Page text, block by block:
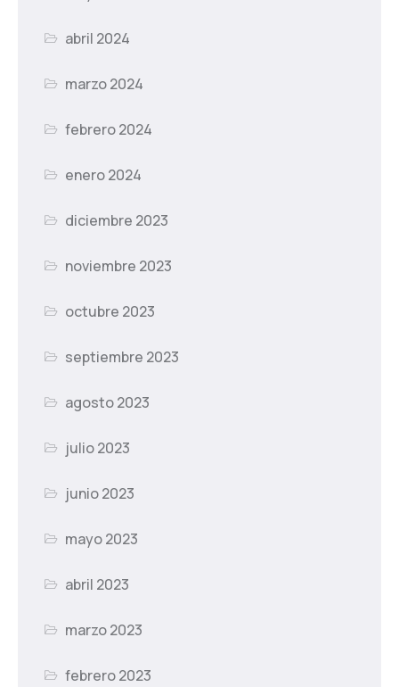
abril 2024
marzo 2024
febrero 2024
enero 2024
diciembre 2023
noviembre 2023
octubre 2023
septiembre 2023
agosto 2023
julio 2023
junio 2023
mayo 2023
abril 2023
marzo 2023
febrero 2023